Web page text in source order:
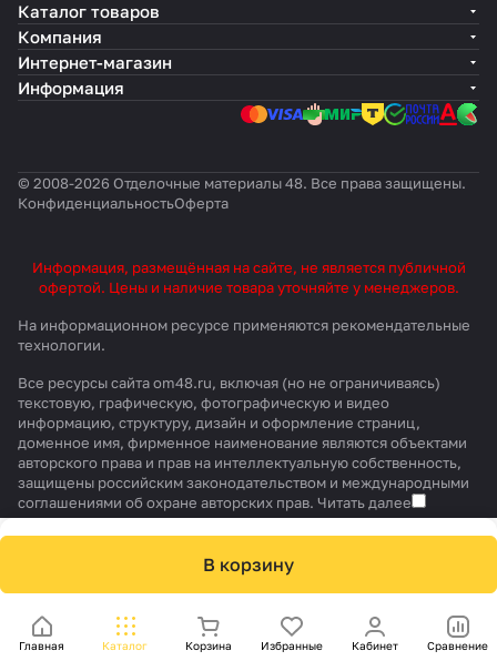
В корзину
Главная Каталог Корзина Избранные Кабинет Сравнение
Каталог товаров
Компания
Интернет-магазин
Информация
© 2008-2026 Отделочные материалы 48. Все права защищены.
КонфиденциальностьОферта
Информация, размещённая на сайте, не является публичной
офертой. Цены и наличие товара уточняйте у менеджеров.
На информационном ресурсе применяются рекомендательные
технологии.
Все ресурсы сайта om48.ru, включая (но не ограничиваясь)
текстовую, графическую, фотографическую и видео
информацию, структуру, дизайн и оформление страниц,
доменное имя, фирменное наименование являются объектами
авторского права и прав на интеллектуальную собственность,
защищены российским законодательством и международными
соглашениями об охране авторских прав. Читать далее